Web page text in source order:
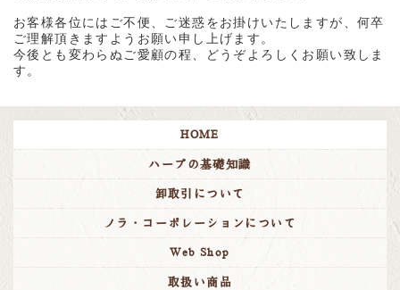
お客様各位にはご不便、ご迷惑をお掛けいたしますが、何卒
ご理解頂きますようお願い申し上げます。
今後とも変わらぬご愛顧の程、どうぞよろしくお願い致しま
す。
HOME
ハーブの基礎知識
卸取引について
ノラ・コーポレーションについて
Web Shop
取扱い商品